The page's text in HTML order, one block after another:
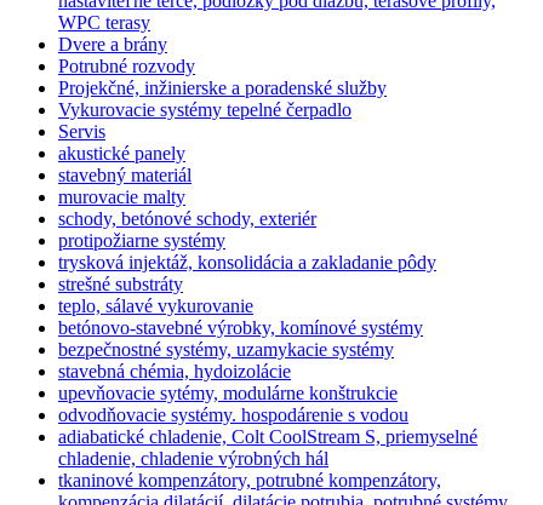
WPC terasy
Dvere a brány
Potrubné rozvody
Projekčné, inžinierske a poradenské služby
Vykurovacie systémy tepelné čerpadlo
Servis
akustické panely
stavebný materiál
murovacie malty
schody, betónové schody, exteriér
protipožiarne systémy
trysková injektáž, konsolidácia a zakladanie pôdy
strešné substráty
teplo, sálavé vykurovanie
betónovo-stavebné výrobky, komínové systémy
bezpečnostné systémy, uzamykacie systémy
stavebná chémia, hydoizolácie
upevňovacie sytémy, modulárne konštrukcie
odvodňovacie systémy. hospodárenie s vodou
adiabatické chladenie, Colt CoolStream S, priemyselné
chladenie, chladenie výrobných hál
tkaninové kompenzátory, potrubné kompenzátory,